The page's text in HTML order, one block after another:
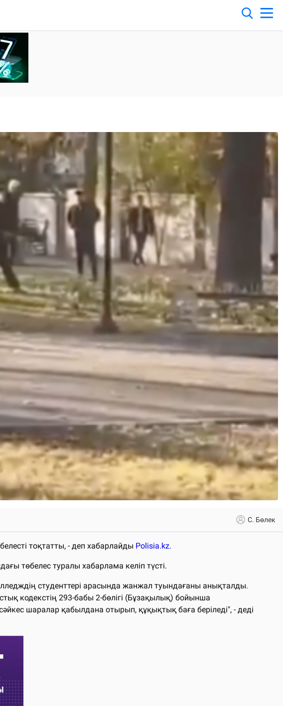
С. Бөлек
тоқтатты, - деп хабарлайды Polisia.kz.
төбелес туралы хабарлама келіп түсті.
студенттері арасында жанжал туындағаны анықталды.
кодекстің 293-бабы 2-бөлігі (Бұзақылық) бойынша
шаралар қабылдана отырып, құқықтық баға беріледі", - деді